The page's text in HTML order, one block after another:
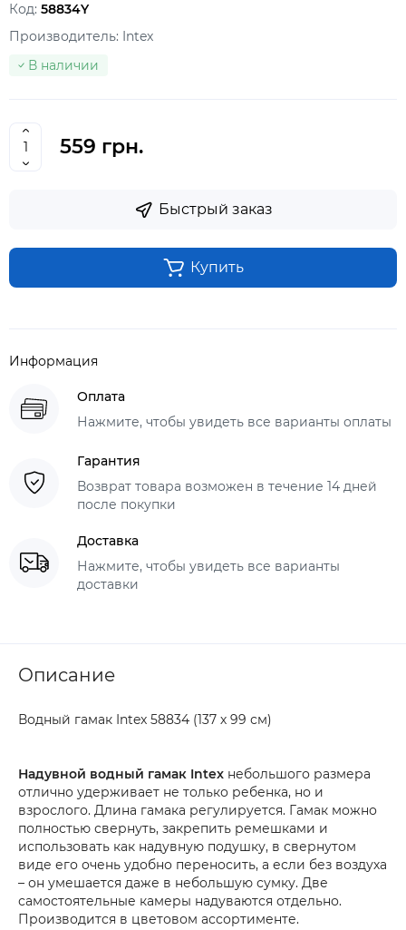
Код: 58834Y
Производитель: Intex
В наличии
559 грн.
Быстрый заказ
Купить
Информация
Оплата
Нажмите, чтобы увидеть все варианты оплаты
Гарантия
Возврат товара возможен в течение 14 дней
после покупки
Доставка
Нажмите, чтобы увидеть все варианты
доставки
Описание
Водный гамак Intex 58834 (137 х 99 см)
Надувной водный гамак Intex небольшого размера
отлично удерживает не только ребенка, но и
взрослого. Длина гамака регулируется. Гамак можно
полностью свернуть, закрепить ремешками и
использовать как надувную подушку, в свернутом
виде его очень удобно переносить, а если без воздуха
– он умешается даже в небольшую сумку. Две
самостоятельные камеры надуваются отдельно.
Производится в цветовом ассортименте.